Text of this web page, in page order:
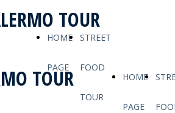
TOUR
HOME
PAGE
STREET
FOOD
TOUR
TOUR HOME
PAGE